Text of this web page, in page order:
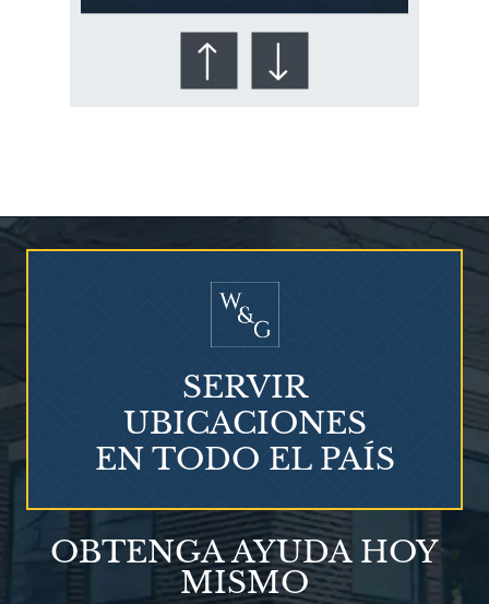
¿Quién corre el riesgo de
Talco en polvo
Ovary cancer
OBTENGA AYUDA HOY
MISMO
SERVIR
UBICACIONES
EN TODO EL PAÍS